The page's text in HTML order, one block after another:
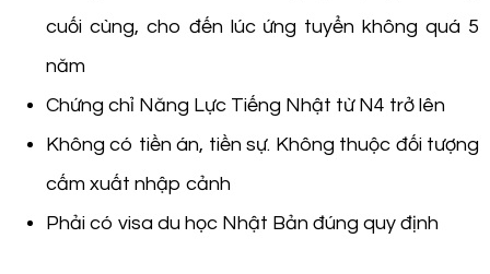
cuối cùng, cho đến lúc ứng tuyển không quá 5
năm
Chứng chỉ Năng Lực Tiếng Nhật từ N4 trở lên
Không có tiền án, tiền sự. Không thuộc đối tượng
cấm xuất nhập cảnh
Phải có visa du học Nhật Bản đúng quy định